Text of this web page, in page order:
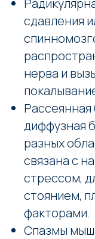
сдавления
нерва и
Рассеянная
диффузная
разных
связана с
стрессом,
стоянием,
факторами.
Спазмы